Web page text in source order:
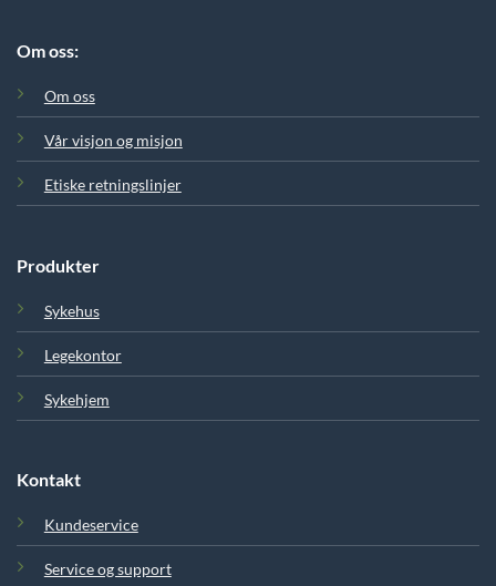
Om oss:
Om oss
Vår visjon og misjon
Etiske retningslinjer
Produkter
Sykehus
Legekontor
Sykehjem
Kontakt
Kundeservice
Service og support